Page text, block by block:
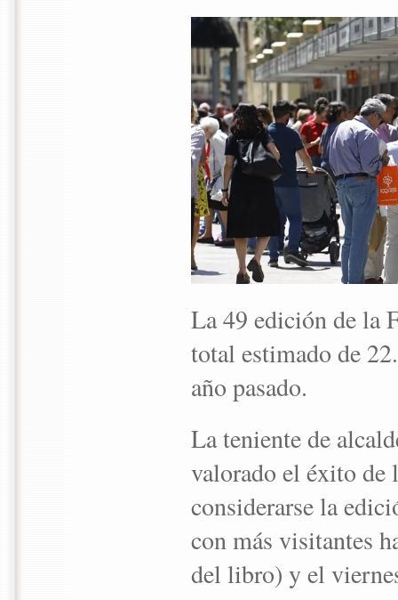
La 49 edición de la
total estimado de
año pasado.
La teniente de
valorado el éxito de
considerarse la
con más visitantes
del libro) y el